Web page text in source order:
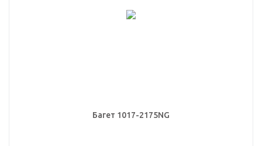
Багет 1017-2175NG